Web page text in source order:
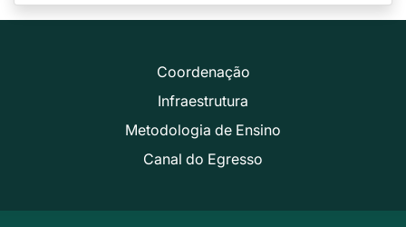
Coordenação
Infraestrutura
Metodologia de Ensino
Canal do Egresso